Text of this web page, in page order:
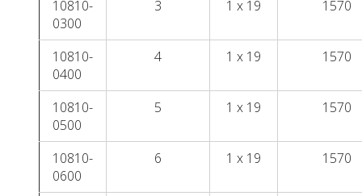
10810-
0300
3 1 x 19 1570
10810-
0400
4 1 x 19 1570
10810-
0500
5 1 x 19 1570
10810-
0600
6 1 x 19 1570